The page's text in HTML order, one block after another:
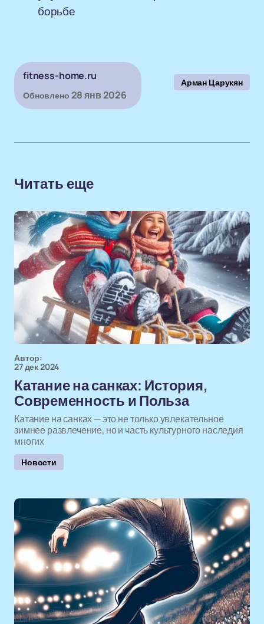
борьбе
fitness-home.ru
Обновлено 28 янв 2026
Арман Царукян
Читать еще
Автор:
27 дек 2024
Катание на санках: История,
Современность и Польза
Катание на санках — это не только увлекательное
зимнее развлечение, но и часть культурного наследия
многих
Новости